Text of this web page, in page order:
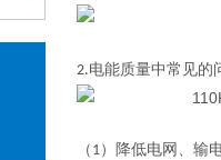
2.电能质量中常见的
（ 1）
降低电网、输